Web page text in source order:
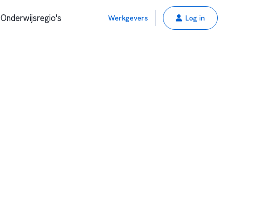
Onderwijsregio's Werkgevers Log in